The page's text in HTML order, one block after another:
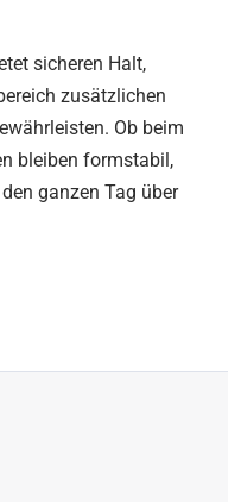
sicheren Halt,
zusätzlichen
Ob beim
bleiben formstabil,
ganzen Tag über